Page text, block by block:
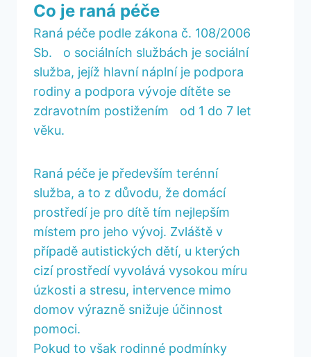
Co je raná péče
Raná péče podle zákona č. 108/2006
Sb. o sociálních službách je sociální
služba, jejíž hlavní náplní je podpora
rodiny a podpora vývoje dítěte se
zdravotním postižením od 1 do 7 let
věku.
Raná péče je především terénní
služba, a to z důvodu, že domácí
prostředí je pro dítě tím nejlepším
místem pro jeho vývoj. Zvláště v
případě autistických dětí, u kterých
cizí prostředí vyvolává vysokou míru
úzkosti a stresu, intervence mimo
domov výrazně snižuje účinnost
pomoci.
Pokud to však rodinné podmínky